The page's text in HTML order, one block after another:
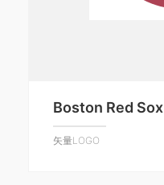
Boston Red Sox
矢量LOGO